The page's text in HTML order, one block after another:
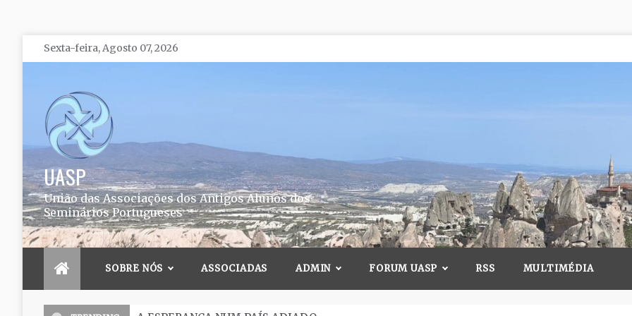
Skip
to
Sexta-feira, Agosto 07, 2026
UASP
União das Associações dos Antigos Alunos dos
Seminários Portugueses
SOBRE NÓS ASSOCIADAS ADMIN FORUM UASP RSS MULTIMÉDIA